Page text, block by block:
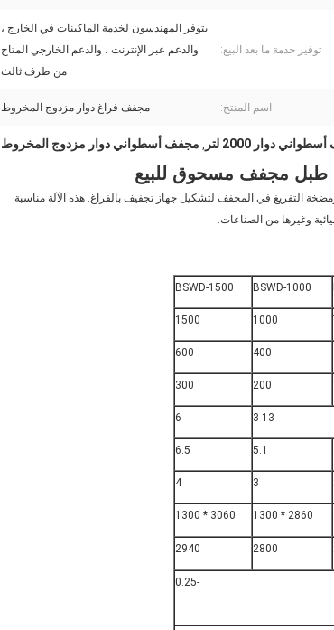
توفير خدمة ما بعد البيع:
يتوفر المهندسون لخدمة الماكينات في الخارج ،
والدعم عبر الإنترنت ، والدعم الخارجي المتاح
من طرف ثالث
اسم المنتج: مجفف فراغ دوار مزدوج المخروط
دوار 2000 لتر , مجفف أسطواني دوار مزدوج المخروط
التفريغ في المجفف لتشكيل جهاز تجفيف بالفراغ. هذه الآلة مناسبة
وغيرها من الصناعات.
BSWD-1000
BSWD-1500
1000
1500
400
600
200
300
3-13
6
5.1
6.5
3
4
2860 * 1300
3060 * 1300
2800
2940
-0.25